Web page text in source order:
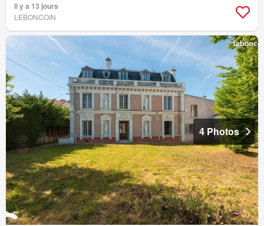
Il y a 13 jours
LEBONCOIN
4 Photos